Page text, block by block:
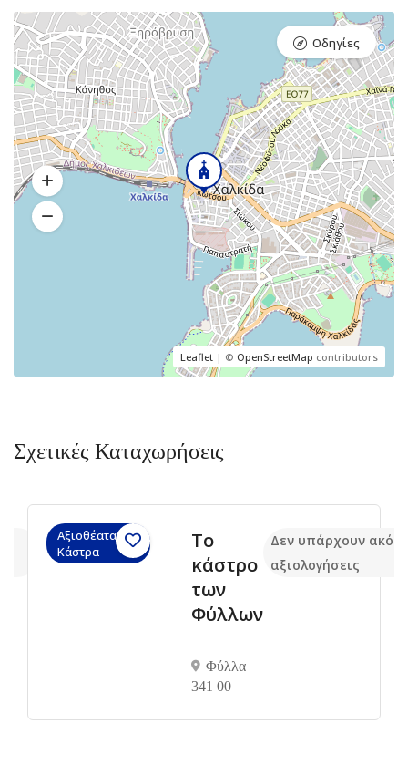
Leaflet | © OpenStreetMap contributors
Οδηγίες
Σχετικές Καταχωρήσεις
Αξιοθέατα,
Κάστρα
Το
κάστρο
των
Φύλλων
Φύλλα
341 00
Δεν υπάρχουν
αξιολογήσεις